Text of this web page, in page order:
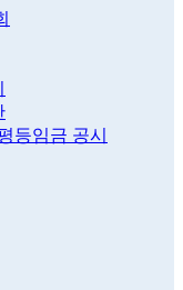
등임금 공시